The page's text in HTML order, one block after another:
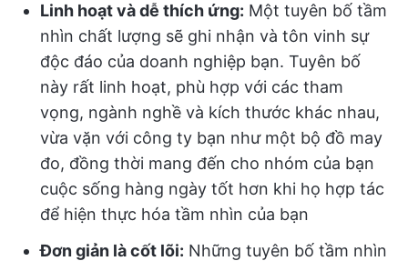
Linh hoạt và dễ thích ứng: Một tuyên bố tầm
nhìn chất lượng sẽ ghi nhận và tôn vinh sự
độc đáo của doanh nghiệp bạn. Tuyên bố
này rất linh hoạt, phù hợp với các tham
vọng, ngành nghề và kích thước khác nhau,
vừa vặn với công ty bạn như một bộ đồ may
đo, đồng thời mang đến cho nhóm của bạn
cuộc sống hàng ngày tốt hơn khi họ hợp tác
để hiện thực hóa tầm nhìn của bạn
Đơn giản là cốt lõi: Những tuyên bố tầm nhìn